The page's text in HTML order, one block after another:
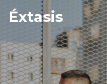
Éxtasis